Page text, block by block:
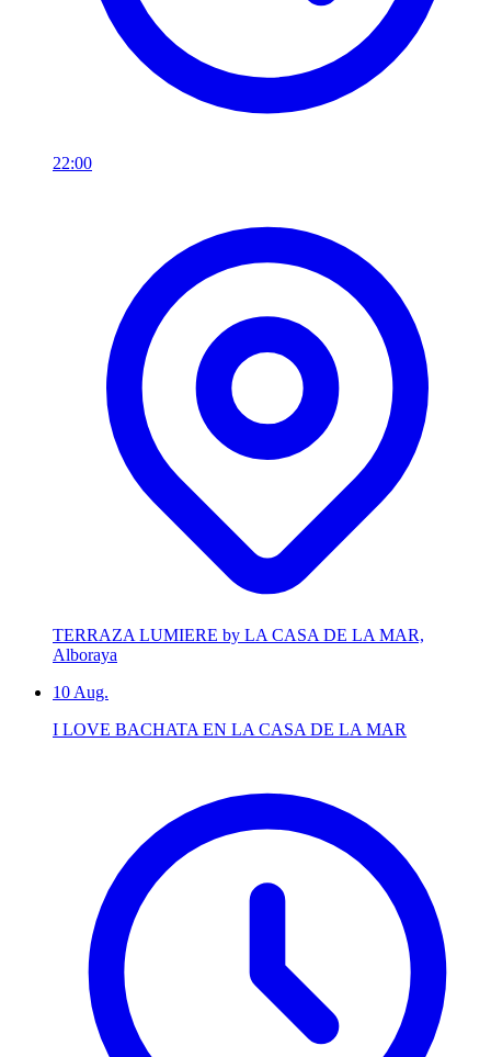
22:00
TERRAZA LUMIERE by LA CASA DE LA MAR,
Alboraya
10 Aug.
I LOVE BACHATA EN LA CASA DE LA MAR